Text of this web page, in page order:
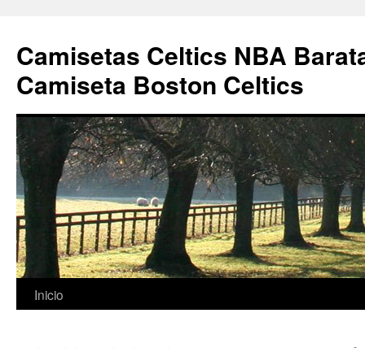
Camisetas Celtics NBA
Camiseta Boston Celtics
Saltar
Inicio